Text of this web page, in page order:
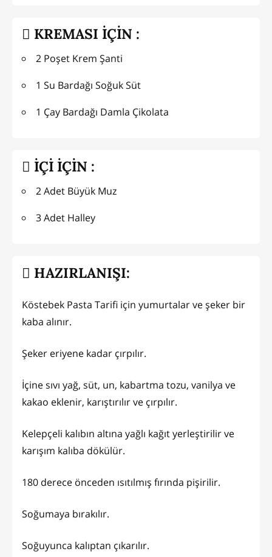
KREMASI İÇİN :
2 Poşet Krem Şanti
1 Su Bardağı Soğuk Süt
1 Çay Bardağı Damla Çikolata
İÇİ İÇİN :
2 Adet Büyük Muz
3 Adet Halley
HAZIRLANIŞI:
Köstebek Pasta Tarifi için yumurtalar ve şeker bir
kaba alınır.
Şeker eriyene kadar çırpılır.
İçine sıvı yağ, süt, un, kabartma tozu, vanilya ve
kakao eklenir, karıştırılır ve çırpılır.
Kelepçeli kalıbın altına yağlı kağıt yerleştirilir ve
karışım kalıba dökülür.
180 derece önceden ısıtılmış fırında pişirilir.
Soğumaya bırakılır.
Soğuyunca kalıptan çıkarılır.